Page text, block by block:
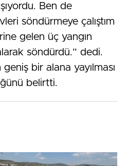
Ben de
söndürmeye çalıştım
gelen üç yangın
söndürdü.” dedi.
geniş bir alana yayılması
belirtti.